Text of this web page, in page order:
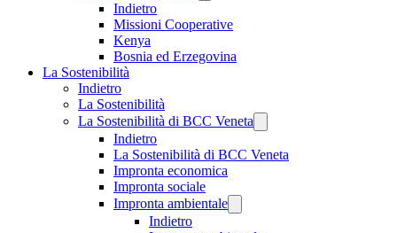
Indietro
Missioni Cooperative
Kenya
Bosnia ed Erzegovina
La Sostenibilità
Indietro
La Sostenibilità
La Sostenibilità di BCC Veneta
Indietro
La Sostenibilità di BCC Veneta
Impronta economica
Impronta sociale
Impronta ambientale
Indietro